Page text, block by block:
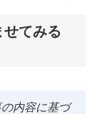
てみる
内容に基づ